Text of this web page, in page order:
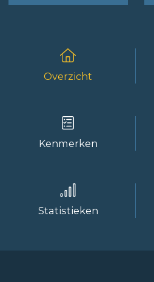
Overzicht
Kenmerken
Statistieken